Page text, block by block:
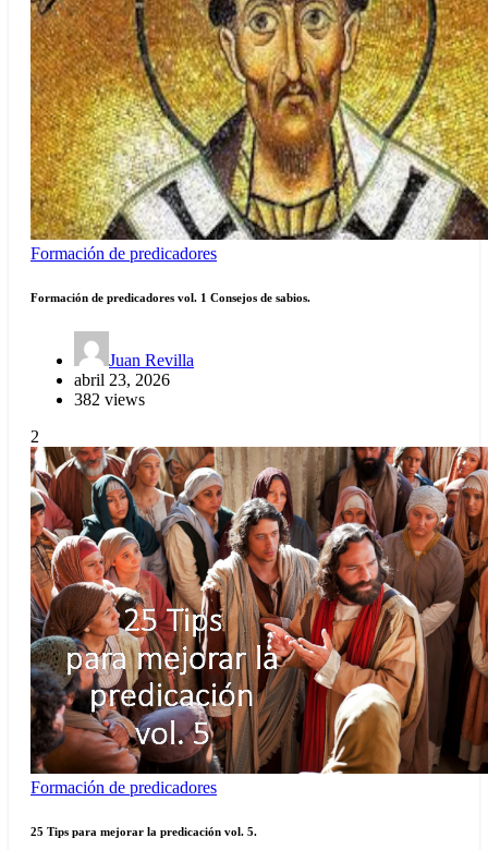
Formación de predicadores
Formación de predicadores vol. 1 Consejos de sabios.
Juan Revilla
abril 23, 2026
382 views
2
Formación de predicadores
25 Tips para mejorar la predicación vol. 5.